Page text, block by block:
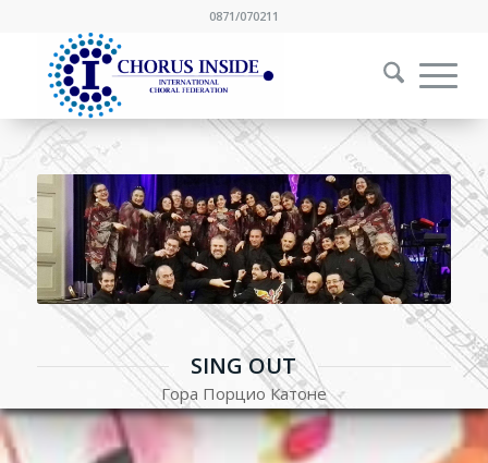
0871/070211
SING OUT
Гора Порцио Катоне